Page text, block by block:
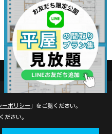
Reserved.
ーポリシー 」をご覧ください。
ださい。